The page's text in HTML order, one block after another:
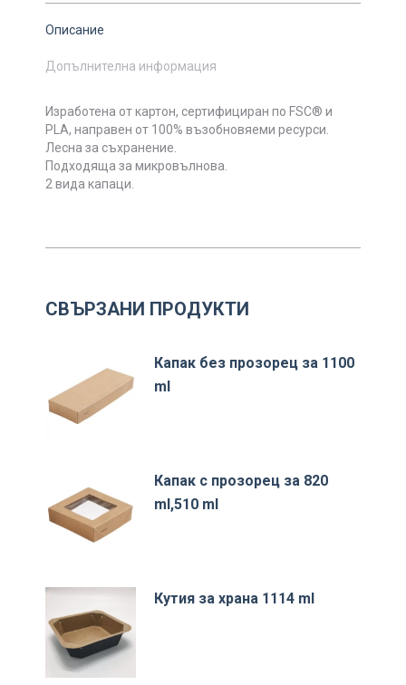
Описание
Допълнителна информация
Изработена от картон, сертифициран по FSC® и
PLA, направен от 100% възобновяеми ресурси.
Лесна за съхранение.
Подходяща за микровълнова.
2 вида капаци.
СВЪРЗАНИ ПРОДУКТИ
Капак без прозорец за 1100
ml
Капак с прозорец за 820
ml,510 ml
Кутия за храна 1114 ml